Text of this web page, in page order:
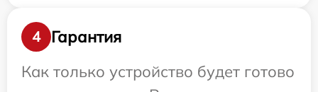
4
Гарантия
Как только устройство будет готово